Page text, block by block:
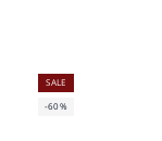
SALE
-60%